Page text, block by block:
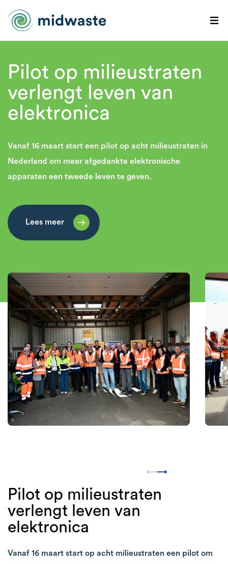
Pilot op milieustraten
verlengt leven van
elektronica
Vanaf 16 maart start een pilot op acht milieustraten in
Nederland om meer afgedankte elektronische
apparaten een tweede leven te geven.
Lees meer
Pilot op milieustraten
verlengt leven van
elektronica
Vanaf 16 maart start op acht milieustraten een pilot om